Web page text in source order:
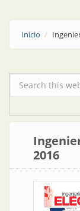
Inicio
Formulario de
2016